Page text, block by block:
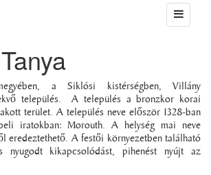
a Siklósi kistérségben, Villány
település. A település a bronzkor korai
terület. A település neve először 1328-ban
iratokban: Morouth. A helység mai neve
eredeztethető. A festői környezetben található
nyugodt kikapcsolódást, pihenést nyújt az